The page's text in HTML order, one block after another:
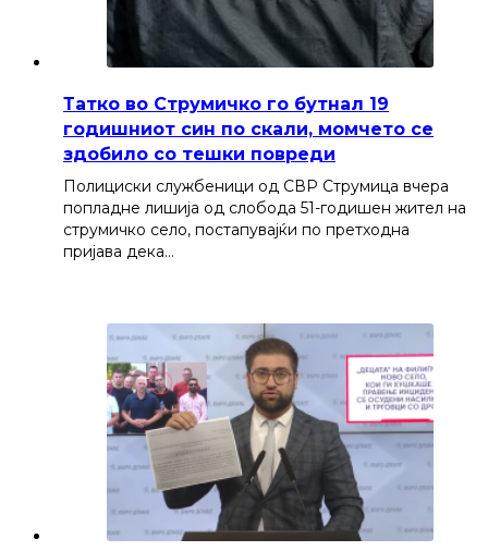
Татко во Струмичко го бутнал 19
годишниот син по скали, момчето се
здобило со тешки повреди
Полициски службеници од СВР Струмица вчера
попладне лишија од слобода 51-годишен жител на
струмичко село, постапувајќи по претходна
пријава дека…